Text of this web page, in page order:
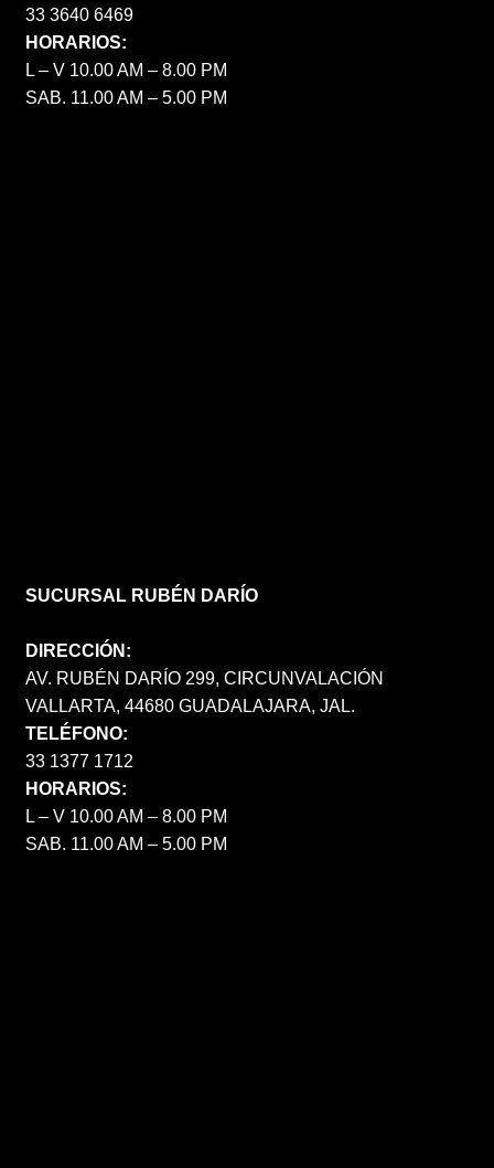
33 3640 6469
HORARIOS:
L – V 10.00 AM – 8.00 PM
SAB. 11.00 AM – 5.00 PM
SUCURSAL RUBÉN DARÍO
DIRECCIÓN:
AV. RUBÉN DARÍO 299, CIRCUNVALACIÓN
VALLARTA, 44680 GUADALAJARA, JAL.
TELÉFONO:
33 1377 1712
HORARIOS:
L – V 10.00 AM – 8.00 PM
SAB. 11.00 AM – 5.00 PM